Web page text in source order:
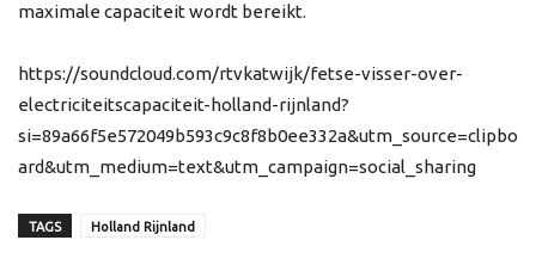
maximale capaciteit wordt bereikt.
https://soundcloud.com/rtvkatwijk/fetse-visser-over-
electriciteitscapaciteit-holland-rijnland?
si=89a66f5e572049b593c9c8f8b0ee332a&utm_source=clipbo
ard&utm_medium=text&utm_campaign=social_sharing
TAGS Holland Rijnland